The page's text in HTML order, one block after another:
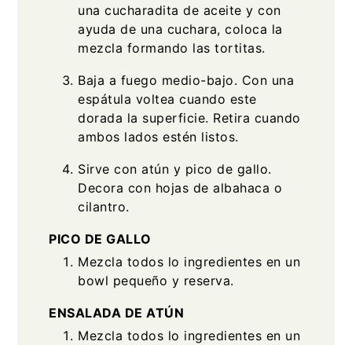
una cucharadita de aceite y con
ayuda de una cuchara, coloca la
mezcla formando las tortitas.
Baja a fuego medio-bajo. Con una
espátula voltea cuando este
dorada la superficie. Retira cuando
ambos lados estén listos.
Sirve con atún y pico de gallo.
Decora con hojas de albahaca o
cilantro.
PICO DE GALLO
Mezcla todos lo ingredientes en un
bowl pequeño y reserva.
ENSALADA DE ATÚN
Mezcla todos lo ingredientes en un